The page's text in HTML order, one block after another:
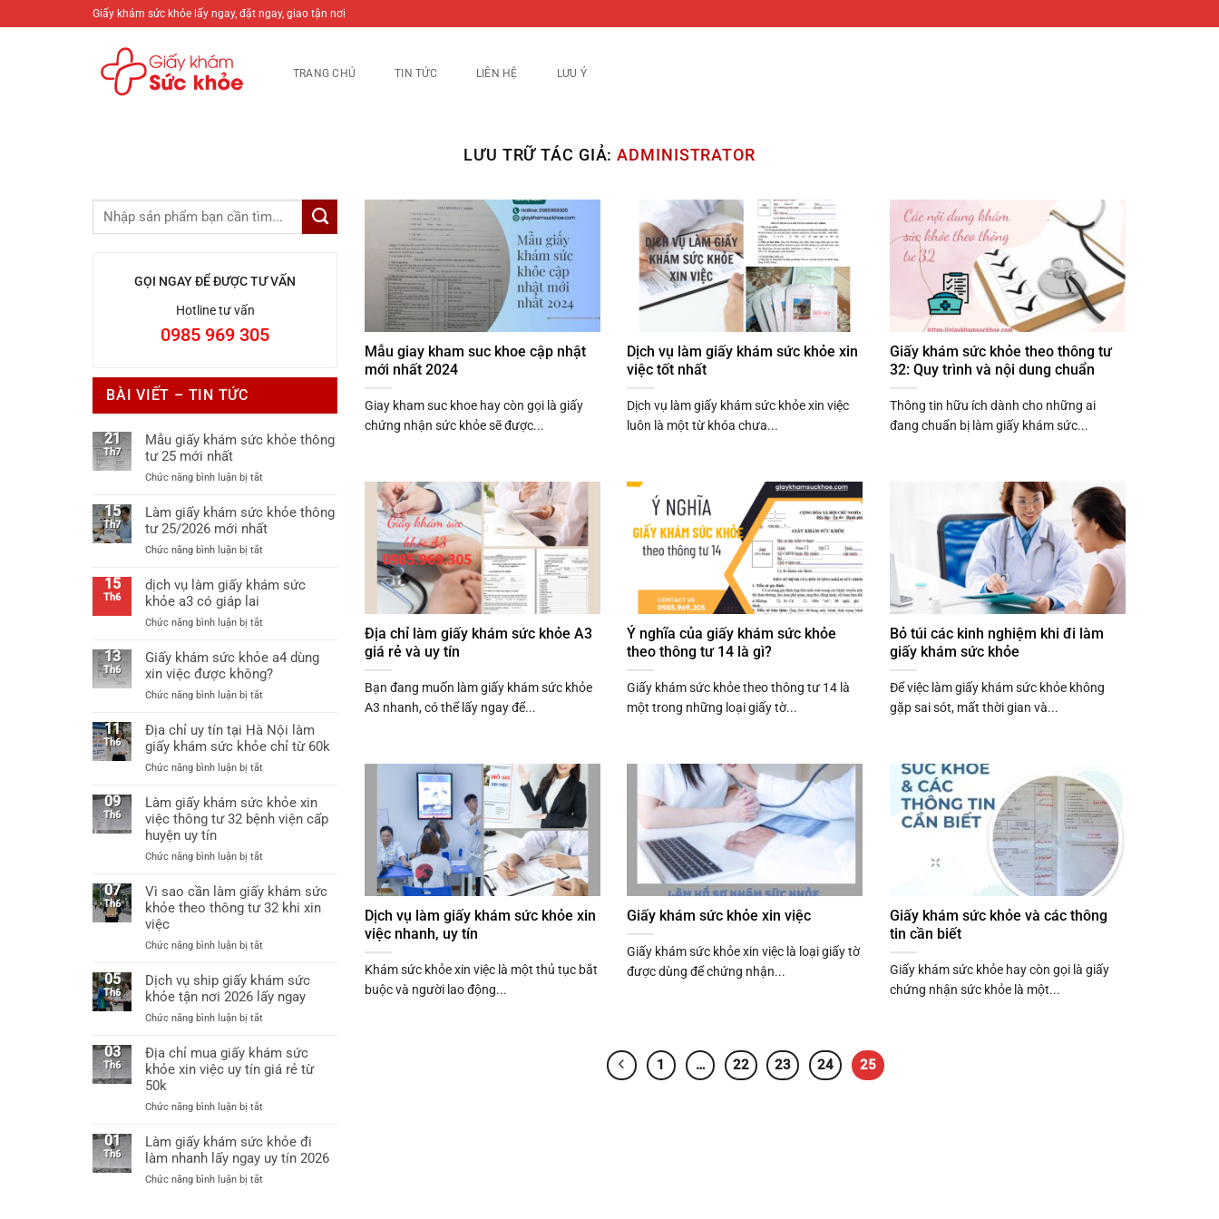
qua
Giấy khám sức khỏe lấy ngay, đặt ngay, giao tận nơi
TRANG CHỦ TIN TỨC LIÊN HỆ LƯU Ý
LƯU TRỮ TÁC GIẢ:ADMINISTRATOR
GỌI NGAY ĐỂ ĐƯỢC TƯ VẤN
Hotline tư vấn
0985 969 305
BÀI VIẾT – TIN TỨC
21
Th7
Mẫu giấy khám sức khỏe thông
tư 25 mới nhất
Chức năng bình luận bị tắtở
giấy
khám
khỏe
tư
15
Th7
Làm giấy khám sức khỏe thông
tư 25/2026 mới nhất
Chức năng bình luận bị tắtở
giấy
khỏe
tư
25/2026
15
Th6
dịch vụ làm giấy khám sức
khỏe a3 có giáp lai
Chức năng bình luận bị tắtở
vụ
làm
giấy
khám
khỏe
a3
13
Th6
Giấy khám sức khỏe a4 dùng
xin việc được không?
Chức năng bình luận bị tắtở
khám
sức
a4
xin
việc
11
Th6
Địa chỉ uy tín tại Hà Nội làm
giấy khám sức khỏe chỉ từ 60k
Chức năng bình luận bị tắtở
chỉ
uy
Hà
làm
giấy
khỏe
từ
60k
09
Th6
Làm giấy khám sức khỏe xin
việc thông tư 32 bệnh viện cấp
huyện uy tín
Chức năng bình luận bị tắtở
giấy
khám
xin
thông
tư
cấp
huyện
tín
07
Th6
Vì sao cần làm giấy khám sức
khỏe theo thông tư 32 khi xin
việc
Chức năng bình luận bị tắtở
sao
cần
làm
giấy
sức
khỏe
khi
xin
việc
05
Th6
Dịch vụ ship giấy khám sức
khỏe tận nơi 2026 lấy ngay
Chức năng bình luận bị tắtở
vụ
ship
giấy
sức
tận
nơi
03
Th6
Địa chỉ mua giấy khám sức
khỏe xin việc uy tín giá rẻ từ
50k
Chức năng bình luận bị tắtở
chỉ
giấy
khám
01
Th6
Làm giấy khám sức khỏe đi
làm nhanh lấy ngay uy tín 2026
Chức năng bình luận bị tắtở
Mẫu giay kham suc khoe cập nhật
mới nhất 2024
Giay kham suc khoe hay còn gọi là giấy
chứng nhận sức khỏe sẽ được...
Dịch vụ làm giấy khám sức khỏe xin
việc tốt nhất
Dịch vụ làm giấy khám sức khỏe xin việc
luôn là một từ khóa chưa...
Giấy khám sức khỏe theo thông tư
32: Quy trình và nội dung chuẩn
Thông tin hữu ích dành cho những ai
đang chuẩn bị làm giấy khám sức...
Địa chỉ làm giấy khám sức khỏe A3
giá rẻ và uy tín
Bạn đang muốn làm giấy khám sức khỏe
A3 nhanh, có thể lấy ngay để...
Ý nghĩa của giấy khám sức khỏe
theo thông tư 14 là gì?
Giấy khám sức khỏe theo thông tư 14 là
một trong những loại giấy tờ...
Bỏ túi các kinh nghiệm khi đi làm
giấy khám sức khỏe
Để việc làm giấy khám sức khỏe không
gặp sai sót, mất thời gian và...
Dịch vụ làm giấy khám sức khỏe xin
việc nhanh, uy tín
Khám sức khỏe xin việc là một thủ tục bắt
buộc và người lao động...
Giấy khám sức khỏe xin việc
Giấy khám sức khỏe xin việc là loại giấy tờ
được dùng để chứng nhận...
Giấy khám sức khỏe và các thông
tin cần biết
Giấy khám sức khỏe hay còn gọi là giấy
chứng nhận sức khỏe là một...
1 … 22 23 24 25